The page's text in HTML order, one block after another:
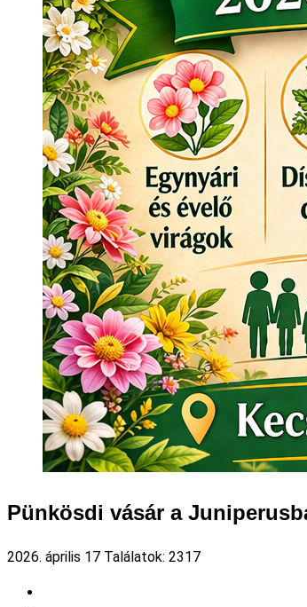
Pünkösdi vásár a
2026. április 17 Találatok: 2317